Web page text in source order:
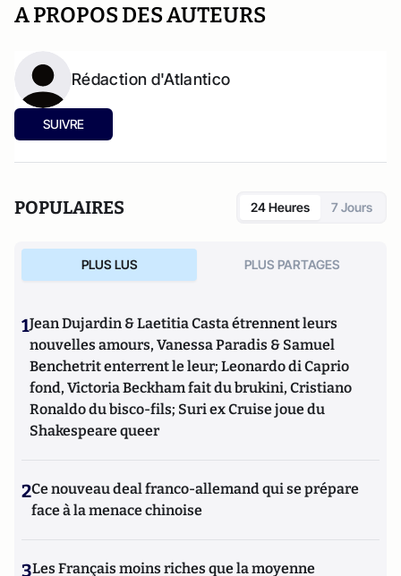
A PROPOS DES AUTEURS
Rédaction d'Atlantico
SUIVRE
POPULAIRES 24 Heures 7 Jours
PLUS LUS PLUS PARTAGES
1Jean Dujardin & Laetitia Casta étrennent leurs
nouvelles amours, Vanessa Paradis & Samuel
Benchetrit enterrent le leur; Leonardo di Caprio
fond, Victoria Beckham fait du brukini, Cristiano
Ronaldo du bisco-fils; Suri ex Cruise joue du
Shakespeare queer
2Ce nouveau deal franco-allemand qui se prépare
face à la menace chinoise
3Les Français moins riches que la moyenne